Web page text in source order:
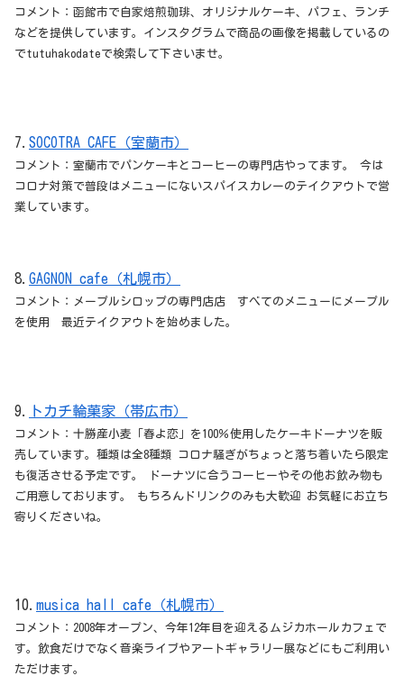
コメント：函館市で自家焙煎珈琲、オリジナルケーキ、パフェ、ランチ
などを提供しています。インスタグラムで商品の画像を掲載しているの
でtutuhakodateで検索して下さいませ。
7. SOCOTRA CAFE（室蘭市）
コメント：室蘭市でパンケーキとコーヒーの専門店やってます。 今は
コロナ対策で普段はメニューにないスパイスカレーのテイクアウトで営
業しています。
8. GAGNON cafe（札幌市）
コメント：メープルシロップの専門店店 すべてのメニューにメープル
を使用 最近テイクアウトを始めました。
9. トカチ輪菓家（帯広市）
コメント：十勝産小麦「春よ恋」を100％使用したケーキドーナツを販
売しています。種類は全8種類 コロナ騒ぎがちょっと落ち着いたら限定
も復活させる予定です。 ドーナツに合うコーヒーやその他お飲み物も
ご用意しております。 もちろんドリンクのみも大歓迎 お気軽にお立ち
寄りくださいね。
10. musica hall cafe（札幌市）
コメント：2008年オープン、今年12年目を迎えるムジカホールカフェで
す。飲食だけでなく音楽ライブやアートギャラリー展などにもご利用い
ただけます。